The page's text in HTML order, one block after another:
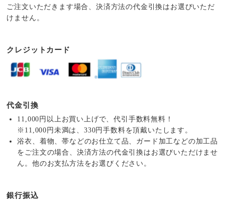
ご注文いただきます場合、決済方法の代金引換はお選びいただ
けません。
クレジットカード
代金引換
11,000円以上お買い上げで、代引手数料無料！
※11,000円未満は、330円手数料を頂戴いたします。
浴衣、着物、帯などのお仕立て品、ガード加工などの加工品
をご注文の場合、決済方法の代金引換はお選びいただけませ
ん。他のお支払方法をお選びください。
銀行振込